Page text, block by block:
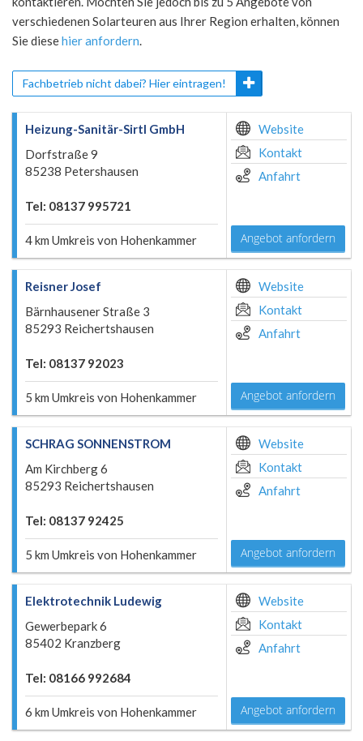
verschiedenen Solarteuren aus Ihrer Region erhalten, können
Sie diesehier anfordern.
Fachbetrieb nicht dabei? Hier eintragen!
Heizung-Sanitär-Sirtl GmbH
Dorfstraße 9
85238 Petershausen
Tel: 08137 995721
4 km Umkreis von Hohenkammer
Website
Kontakt
Anfahrt
Angebot anfordern
Reisner Josef
Bärnhausener Straße 3
85293 Reichertshausen
Tel: 08137 92023
5 km Umkreis von Hohenkammer
Website
Kontakt
Anfahrt
Angebot anfordern
SCHRAG SONNENSTROM
Am Kirchberg 6
85293 Reichertshausen
Tel: 08137 92425
5 km Umkreis von Hohenkammer
Website
Kontakt
Anfahrt
Angebot anfordern
Elektrotechnik Ludewig
Gewerbepark 6
85402 Kranzberg
Tel: 08166 992684
6 km Umkreis von Hohenkammer
Website
Kontakt
Anfahrt
Angebot anfordern